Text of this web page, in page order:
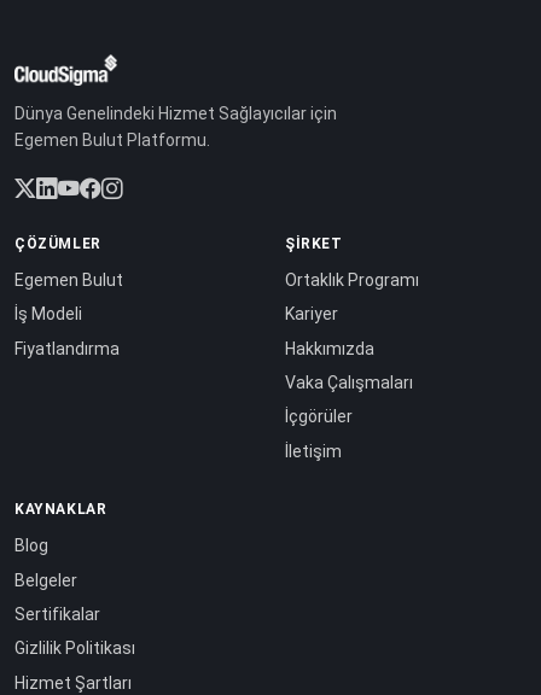
Dünya Genelindeki Hizmet Sağlayıcılar için
Egemen Bulut Platformu.
ÇÖZÜMLER
Egemen Bulut
İş Modeli
Fiyatlandırma
ŞIRKET
Ortaklık Programı
Kariyer
Hakkımızda
Vaka Çalışmaları
İçgörüler
İletişim
KAYNAKLAR
Blog
Belgeler
Sertifikalar
Gizlilik Politikası
Hizmet Şartları